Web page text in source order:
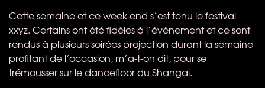
Cette semaine et ce week-end s’est tenu le festival
xxyz. Certains ont été fidèles à l’événement et ce sont
rendus à plusieurs soirées projection durant la semaine
profitant de l’occasion, m’a-t-on dit, pour se
trémousser sur le dancefloor du Shangai.